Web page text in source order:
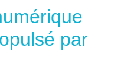
par